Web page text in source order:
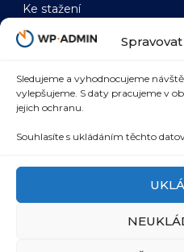
Sledujeme a vyhodnocujeme
vylepšujeme. S daty pracujeme v
jejich ochranu.
Souhlasíte s ukládáním těchto
Ke stažení
Zrychlení WordPressu
WordPress a SEO
WordPress
bezpečnost
© 2026 WP-admin.cz